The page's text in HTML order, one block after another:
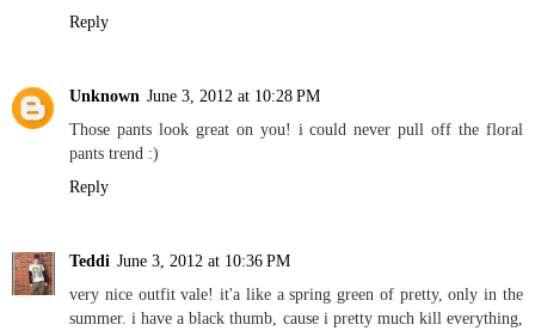
Reply
Unknown June 3, 2012 at 10:28 PM
Those pants look great on you! i could never pull off the floral
pants trend :)
Reply
Teddi June 3, 2012 at 10:36 PM
very nice outfit vale! it'a like a spring green of pretty, only in the
summer. i have a black thumb, cause i pretty much kill everything,